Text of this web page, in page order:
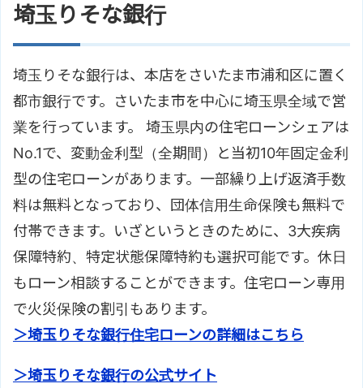
埼玉りそな銀行
埼玉りそな銀行は、本店をさいたま市浦和区に置く
都市銀行です。さいたま市を中心に埼玉県全域で営
業を行っています。 埼玉県内の住宅ローンシェアは
No.1で、変動金利型（全期間）と当初10年固定金利
型の住宅ローンがあります。一部繰り上げ返済手数
料は無料となっており、団体信用生命保険も無料で
付帯できます。いざというときのために、3大疾病
保障特約、特定状態保障特約も選択可能です。休日
もローン相談することができます。住宅ローン専用
で火災保険の割引もあります。
＞埼玉りそな銀行住宅ローンの詳細はこちら
＞埼玉りそな銀行の公式サイト